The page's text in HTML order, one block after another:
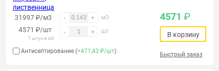
31997 ₽/м3 - + м3
4571 ₽/шт
7 штук в м3
- + шт
4571 ₽
Антисептирование (+471,43 ₽/шт)
В корзину
Быстрый заказ